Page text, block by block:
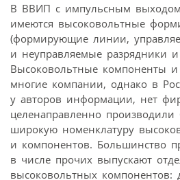
В ВВИП с импульсным
имеются высоковольтные
(формирующие линии,
и неуправляемые разрядники
Высоковольтные компоненты
многие компании, однако в
у авторов информации, нет
целенаправленно производили
широкую номенклатуру
и компонентов. Большинство
в числе прочих выпускают
высоковольтных компонентов: